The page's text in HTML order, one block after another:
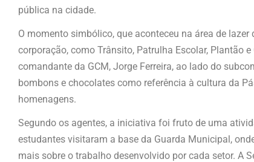
pública na cidade.
O momento simbólico, que aconteceu na área de
corporação, como Trânsito, Patrulha Escolar, Plantão
comandante da GCM, Jorge Ferreira, ao lado do
bombons e chocolates como referência à cultura da
homenagens.
Segundo os agentes, a iniciativa foi fruto de uma
estudantes visitaram a base da Guarda Municipal,
mais sobre o trabalho desenvolvido por cada setor. A